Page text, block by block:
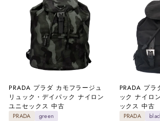
PRADA プラダ カモフラージュ
リュック・デイパック ナイロン
ユニセックス 中古
PRADA
green
PRADA プ
ック ナイロ
ックス 中古
PRADA